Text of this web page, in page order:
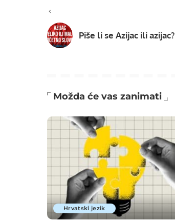
Piše li se Azijac ili azijac?
Možda će vas zanimati
Hrvatski jezik